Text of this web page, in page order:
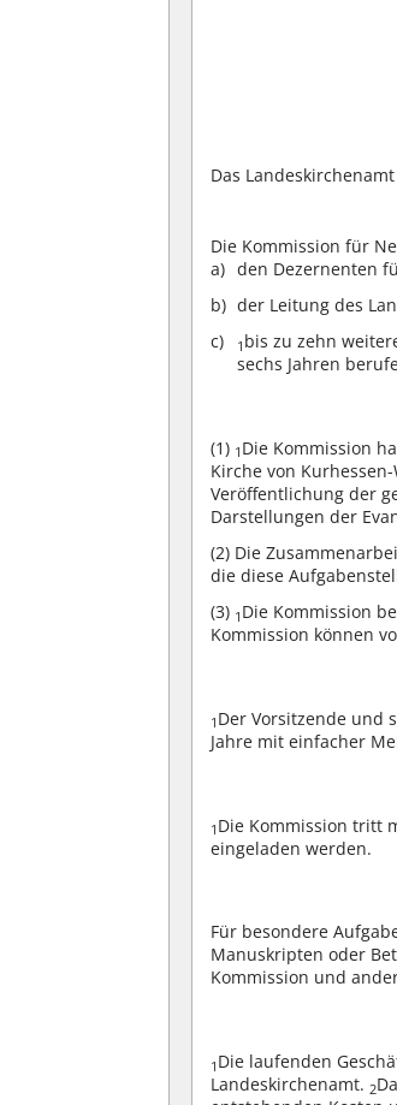
Das
Die Kommission für
den Dezernenten
der Leitung des
1 bis zu zehn
sechs Jahren
(1) 1 Die Kommission
Kirche von
Veröffentlichung der
Darstellungen der
(2) Die
die diese
(3) 1 Die Kommission
Kommission können
1 Der Vorsitzende und
Jahre mit einfacher
1 Die Kommission tritt
eingeladen werden.
Für besondere
Manuskripten oder
Kommission und
1 Die laufenden
Landeskirchenamt. 2